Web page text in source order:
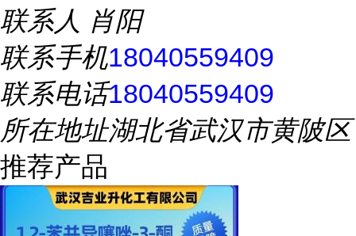
联系人 肖阳
联系手机18040559409
联系电话18040559409
所在地址湖北省武汉市黄陂区
推荐产品